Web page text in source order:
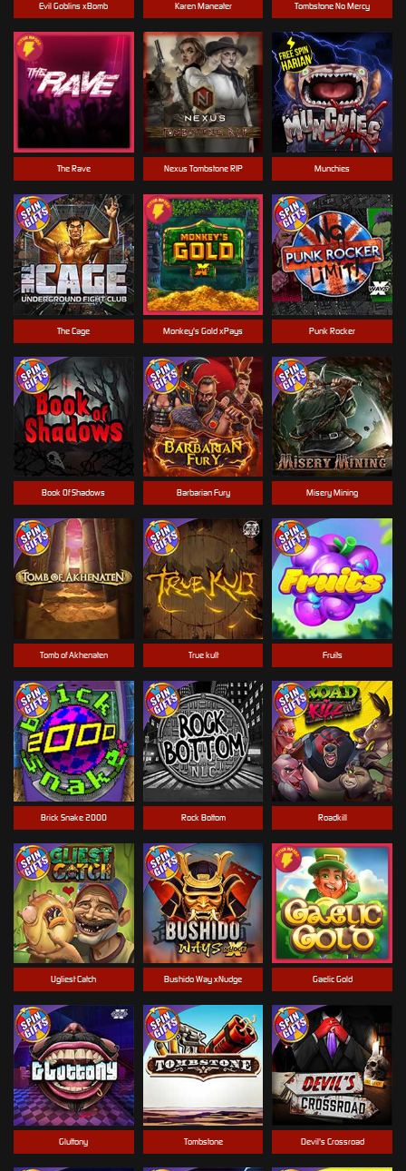
Munchies
Nexus Tombstone RIP
Tombstone No Mercy
Roadkill
Book Of Shadows
Rock Bottom
The Cage
Brick Snake 2000
Monkey's Gold xPays
Barbarian Fury
Devil's Crossroad
Tomb of Akhenaten
Evil Goblins xBomb
Gluttony
Fruits
Tombstone
Punk Rocker
Gaelic Gold
Misery Mining
Karen Maneater
True kult
Bushido Way xNudge
Ugliest Catch
The Rave